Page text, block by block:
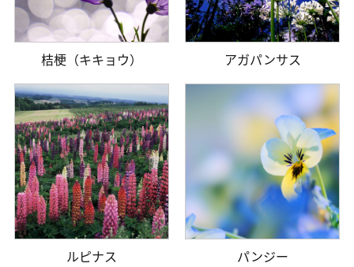
桔梗（キキョウ） アガパンサス
ルピナス パンジー